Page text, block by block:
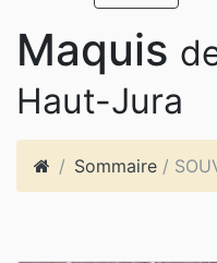
Maquis
Haut-Jura
Sommaire /